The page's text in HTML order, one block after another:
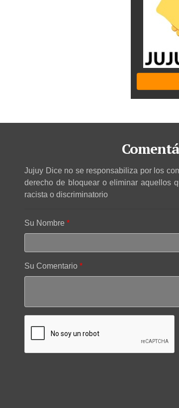
Jujuy Dice no se responsabiliza por los
derecho de bloquear o eliminar aquellos
racista o discriminatorio
Su Nombre
Su Comentario